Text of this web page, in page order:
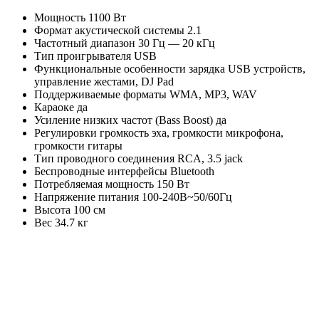
Мощность 1100 Вт
Формат акустической системы 2.1
Частотный диапазон 30 Гц — 20 кГц
Тип проигрывателя USB
Функциональные особенности зарядка USB устройств,
управление жестами, DJ Pad
Поддерживаемые форматы WMA, MP3, WAV
Караоке да
Усиление низких частот (Bass Boost) да
Регулировки громкость эха, громкости микрофона,
громкости гитары
Тип проводного соединения RCA, 3.5 jack
Беспроводные интерфейсы Bluetooth
Потребляемая мощность 150 Вт
Напряжение питания 100-240В~50/60Гц
Высота 100 см
Вес 34.7 кг